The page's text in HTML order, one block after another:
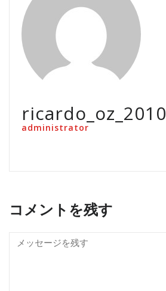
ricardo_oz_2010
administrator
コメントを残す